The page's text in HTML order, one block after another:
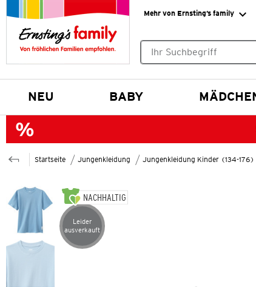
Mehr von Ernsting’s family
NEU BABY
Startseite Jungenkleidung Jungenkleidung Kinder (134-176)
NACHHALTIG
Artikel leider ausverkauft
Leider
ausverkauft